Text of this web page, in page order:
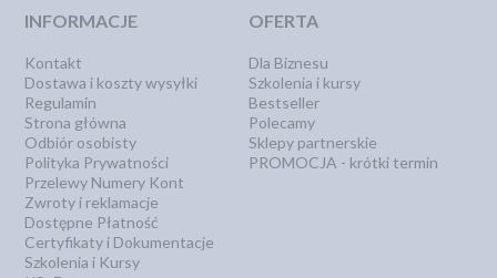
INFORMACJE
Kontakt
Dostawa i koszty wysyłki
Regulamin
Strona główna
Odbiór osobisty
Polityka Prywatności
Przelewy Numery Kont
Zwroty i reklamacje
Dostępne Płatność
Certyfikaty i Dokumentacje
Szkolenia i Kursy
OFERTA
Dla Biznesu
Szkolenia i kursy
Bestseller
Polecamy
Sklepy partnerskie
PROMOCJA - krótki termin